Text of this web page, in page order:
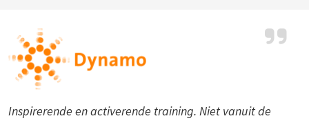
Inspirerende en activerende training. Niet vanuit de